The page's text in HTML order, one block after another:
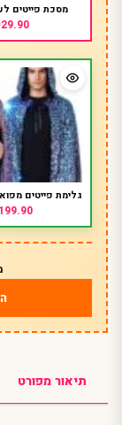
מסכת פייטים
גלימת פייטים
תיאור מפורט